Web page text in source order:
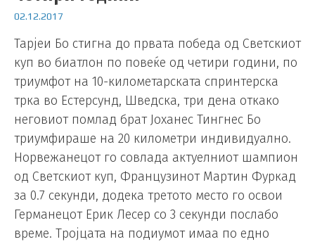
02.12.2017
Тарјеи Бо стигна до првата победа од Светскиот
куп во биатлон по повеќе од четири години, по
триумфот на 10-километарската спринтерска
трка во Естерсунд, Шведска, три дена откако
неговиот помлад брат Јоханес Тингнес Бо
триумфираше на 20 километри индивидуално.
Норвежанецот го совлада актуелниот шампион
од Светскиот куп, Французинот Мартин Фуркад
за 0.7 секунди, додека третото место го освои
Германецот Ерик Лесер со 3 секунди послабо
време. Тројцата на подиумот имаа по едно